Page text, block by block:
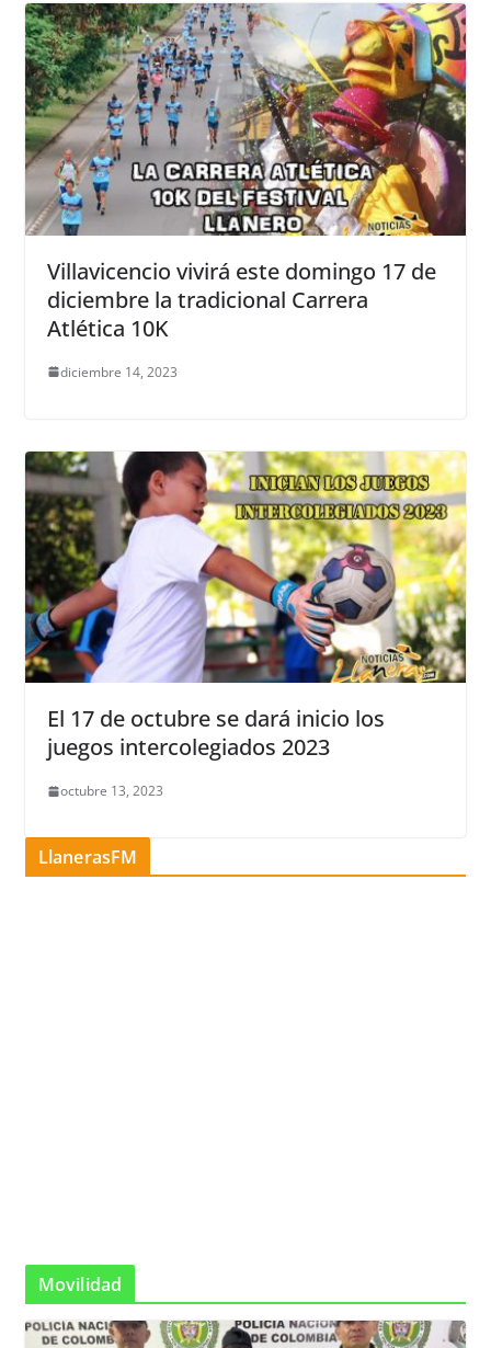
Villavicencio vivirá este domingo 17 de
diciembre la tradicional Carrera
Atlética 10K
diciembre 14, 2023
El 17 de octubre se dará inicio los
juegos intercolegiados 2023
octubre 13, 2023
LlanerasFM
Movilidad